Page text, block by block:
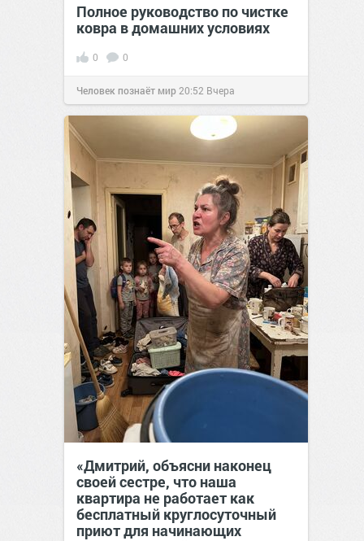
Полное руководство по чистке
ковра в домашних условиях
0 0
Человек познаёт мир 20:52 Вчера
«Дмитрий, объясни наконец
своей сестре, что наша
квартира не работает как
бесплатный круглосуточный
приют для начинающих